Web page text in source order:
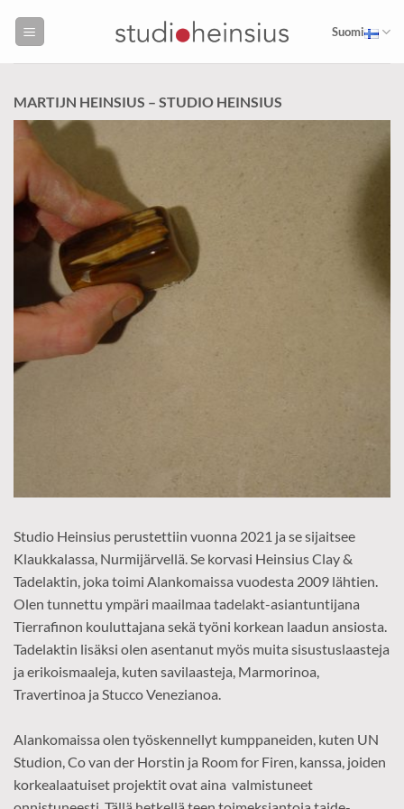
Suomi
MARTIJN HEINSIUS – STUDIO HEINSIUS
Studio Heinsius perustettiin vuonna 2021 ja se sijaitsee
Klaukkalassa, Nurmijärvellä. Se korvasi Heinsius Clay &
Tadelaktin, joka toimi Alankomaissa vuodesta 2009 lähtien.
Olen tunnettu ympäri maailmaa tadelakt-asiantuntijana
Tierrafinon kouluttajana sekä työni korkean laadun ansiosta.
Tadelaktin lisäksi olen asentanut myös muita sisustuslaasteja
ja erikoismaaleja, kuten savilaasteja, Marmorinoa,
Travertinoa ja Stucco Venezianoa.
Alankomaissa olen työskennellyt kumppaneiden, kuten UN
Studion, Co van der Horstin ja Room for Firen, kanssa, joiden
korkealaatuiset projektit ovat aina valmistuneet